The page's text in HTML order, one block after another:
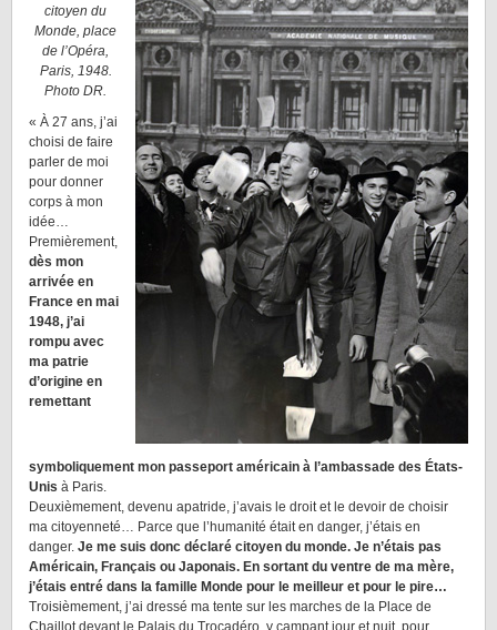
citoyen du
Monde, place
de l’Opéra,
Paris, 1948.
Photo DR.
« À 27 ans, j’ai
choisi de faire
parler de moi
pour donner
corps à mon
idée…
Premièrement,
dès mon
arrivée en
France en mai
1948, j’ai
rompu avec
ma patrie
d’origine en
remettant
symboliquement mon passeport américain à l’ambassade des États-
Unis à Paris.
Deuxièmement, devenu apatride, j’avais le droit et le devoir de choisir
ma citoyenneté… Parce que l’humanité était en danger, j’étais en
danger. Je me suis donc déclaré citoyen du monde. Je n’étais pas
Américain, Français ou Japonais. En sortant du ventre de ma mère,
j’étais entré dans la famille Monde pour le meilleur et pour le pire…
Troisièmement, j’ai dressé ma tente sur les marches de la Place de
Chaillot devant le Palais du Trocadéro, y campant jour et nuit, pour